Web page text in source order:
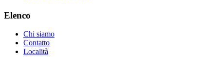
Elenco
Chi siamo
Contatto
Località